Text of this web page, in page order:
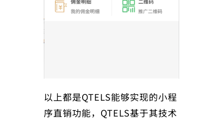
以上都是QTELS能够实现的小程
序直销功能，QTELS基于其技术